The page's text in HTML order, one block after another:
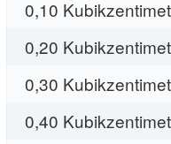
0,10
0,20
0,30
0,40